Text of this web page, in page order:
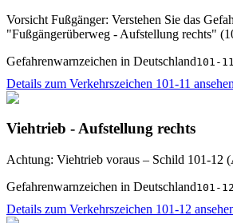
Vorsicht Fußgänger: Verstehen Sie das
"Fußgängerüberweg - Aufstellung rechts"
Gefahrenwarnzeichen in Deutschland101-11
Details zum Verkehrszeichen 101-11 ansehen
Viehtrieb - Aufstellung rechts
Achtung: Viehtrieb voraus – Schild 101-12
Gefahrenwarnzeichen in Deutschland101-12
Details zum Verkehrszeichen 101-12